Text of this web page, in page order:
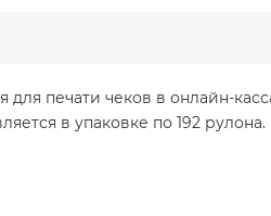
печати чеков в онлайн-
в упаковке по 192 рулона.